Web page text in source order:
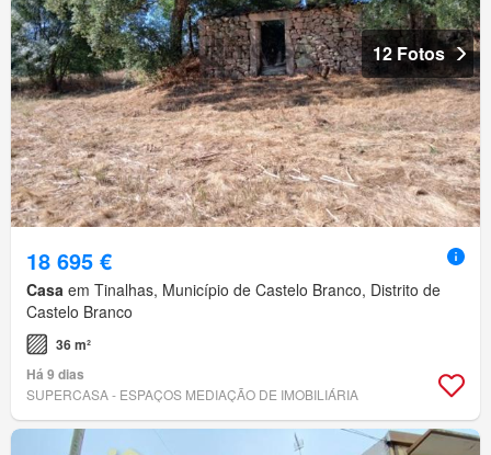
12 Fotos
18 695 €
Casa em Tinalhas, Município de Castelo Branco, Distrito de
Castelo Branco
36 m²
Há 9 dias
SUPERCASA - ESPAÇOS MEDIAÇÃO DE IMOBILIÁRIA